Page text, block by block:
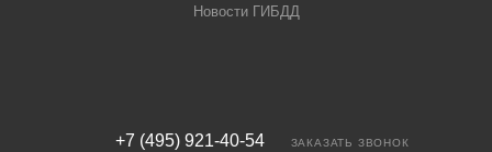
Новости ГИБДД
+7 (495) 921-40-54 ЗАКАЗАТЬ ЗВОНОК